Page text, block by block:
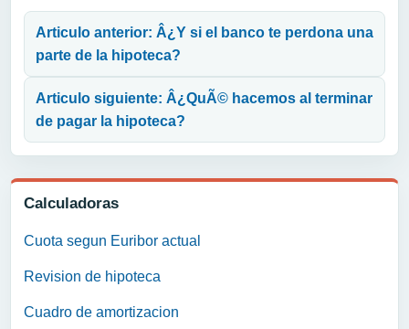
Calculadoras
Cuota segun Euribor actual
Revision de hipoteca
Cuadro de amortizacion
Articulo anterior: Â¿Y si el banco te perdona una
parte de la hipoteca?
Articulo siguiente: Â¿QuÃ© hacemos al terminar
de pagar la hipoteca?